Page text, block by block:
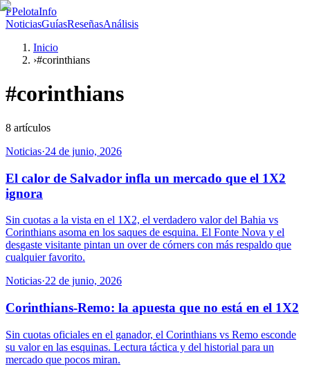
PPelotaInfo
NoticiasGuíasReseñasAnálisis
Inicio
›#corinthians
#corinthians
8 artículos
Noticias·24 de junio, 2026
El calor de Salvador infla un mercado que el 1X2
ignora
Sin cuotas a la vista en el 1X2, el verdadero valor del Bahia vs
Corinthians asoma en los saques de esquina. El Fonte Nova y el
desgaste visitante pintan un over de córners con más respaldo que
cualquier favorito.
Noticias·22 de junio, 2026
Corinthians-Remo: la apuesta que no está en el 1X2
Sin cuotas oficiales en el ganador, el Corinthians vs Remo esconde
su valor en las esquinas. Lectura táctica y del historial para un
mercado que pocos miran.